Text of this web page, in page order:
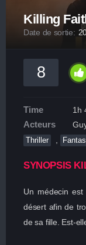
Killing
Date de sortie:
8
Time 1h
Acteurs
Thriller
SYNOPSIS
Un médecin
désert afin de
de sa fille. Est-